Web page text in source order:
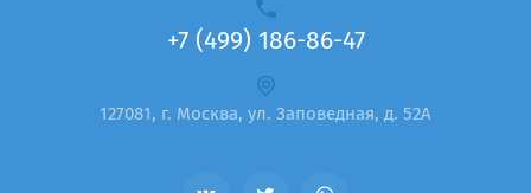
+7 (499) 186-86-47
127081, г. Москва, ул. Заповедная, д. 52А